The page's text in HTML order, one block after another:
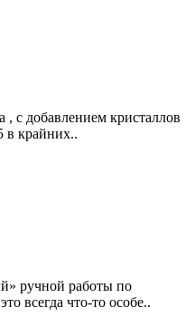
, с добавлением кристаллов
в крайних..
ручной работы по
всегда что-то особе..